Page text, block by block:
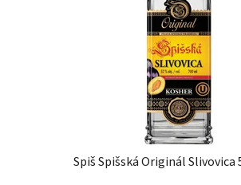
Spiš Spišská Originál Slivovica